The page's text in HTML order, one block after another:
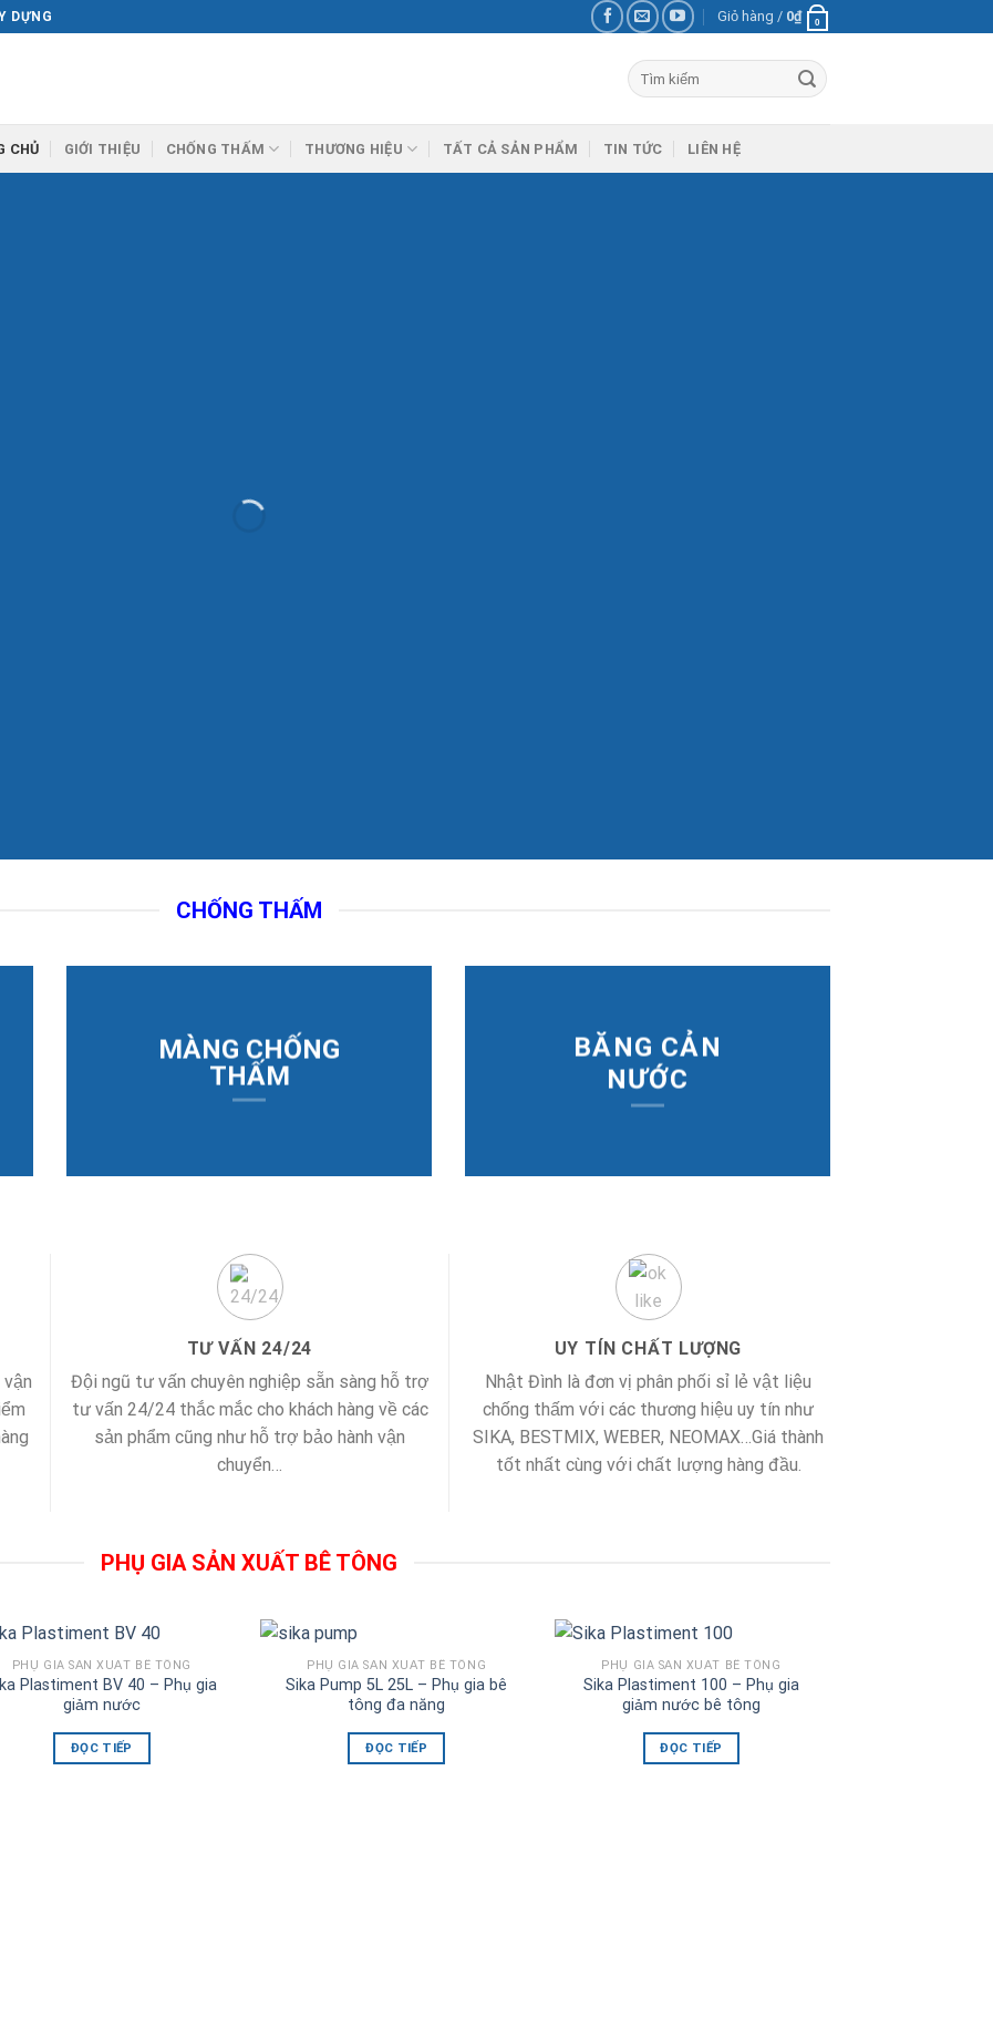
DỰNG Giỏ hàng / 0₫ 0
Tìm
kiếm:
CHỦ GIỚI THIỆU CHỐNG THẤM THƯƠNG HIỆU TẤT CẢ SẢN PHẨM TIN TỨC LIÊN HỆ
CHỐNG THẤM
MÀNG CHỐNG
THẤM
BĂNG CẢN
NƯỚC
vận
TƯ VẤN 24/24
Đội ngũ tư vấn chuyên nghiệp sẵn sàng hỗ trợ
tư vấn 24/24 thắc mắc cho khách hàng về các
sản phẩm cũng như hỗ trợ bảo hành vận
chuyển…
UY TÍN CHẤT LƯỢNG
Nhật Đình là đơn vị phân phối sỉ lẻ vật liệu
chống thấm với các thương hiệu uy tín như
SIKA, BESTMIX, WEBER, NEOMAX…Giá thành
tốt nhất cùng với chất lượng hàng đầu.
PHỤ GIA SẢN XUẤT BÊ TÔNG
PHỤ GIA SẢN XUẤT BÊ TÔNG
Plastiment BV 40 – Phụ gia
giảm nước
ĐỌC TIẾP
PHỤ GIA SẢN XUẤT BÊ TÔNG
Sika Pump 5L 25L – Phụ gia bê
tông đa năng
ĐỌC TIẾP
PHỤ GIA SẢN XUẤT BÊ TÔNG
Sika Plastiment 100 – Phụ gia
giảm nước bê tông
ĐỌC TIẾP